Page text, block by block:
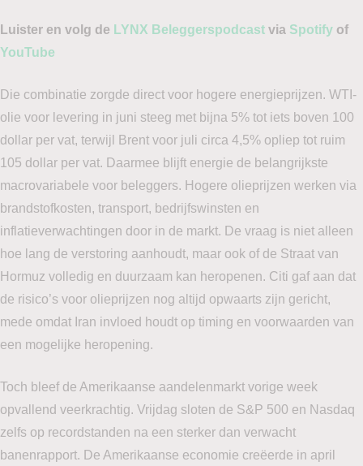
Luister en volg de LYNX Beleggerspodcast via Spotify of
YouTube
Die combinatie zorgde direct voor hogere energieprijzen. WTI-
olie voor levering in juni steeg met bijna 5% tot iets boven 100
dollar per vat, terwijl Brent voor juli circa 4,5% opliep tot ruim
105 dollar per vat. Daarmee blijft energie de belangrijkste
macrovariabele voor beleggers. Hogere olieprijzen werken via
brandstofkosten, transport, bedrijfswinsten en
inflatieverwachtingen door in de markt. De vraag is niet alleen
hoe lang de verstoring aanhoudt, maar ook of de Straat van
Hormuz volledig en duurzaam kan heropenen. Citi gaf aan dat
de risico’s voor olieprijzen nog altijd opwaarts zijn gericht,
mede omdat Iran invloed houdt op timing en voorwaarden van
een mogelijke heropening.
Toch bleef de Amerikaanse aandelenmarkt vorige week
opvallend veerkrachtig. Vrijdag sloten de S&P 500 en Nasdaq
zelfs op recordstanden na een sterker dan verwacht
banenrapport. De Amerikaanse economie creëerde in april